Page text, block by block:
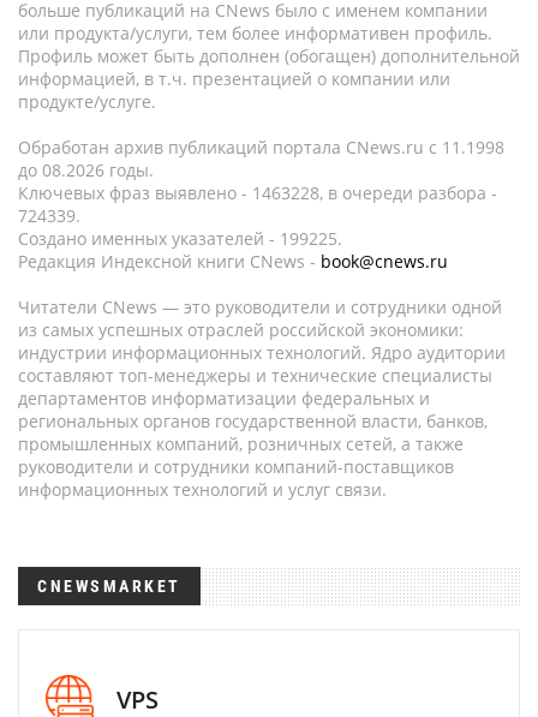
больше публикаций на CNews было с именем компании
или продукта/услуги, тем более информативен профиль.
Профиль может быть дополнен (обогащен) дополнительной
информацией, в т.ч. презентацией о компании или
продукте/услуге.
Обработан архив публикаций портала CNews.ru c 11.1998
до 08.2026 годы.
Ключевых фраз выявлено - 1463228, в очереди разбора -
724339.
Создано именных указателей - 199225.
Редакция Индексной книги CNews - book@cnews.ru
Читатели CNews — это руководители и сотрудники одной
из самых успешных отраслей российской экономики:
индустрии информационных технологий. Ядро аудитории
составляют топ-менеджеры и технические специалисты
департаментов информатизации федеральных и
региональных органов государственной власти, банков,
промышленных компаний, розничных сетей, а также
руководители и сотрудники компаний-поставщиков
информационных технологий и услуг связи.
CNEWSMARKET
VPS